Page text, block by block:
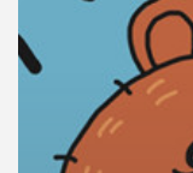
ของ
คุณ
เพลง